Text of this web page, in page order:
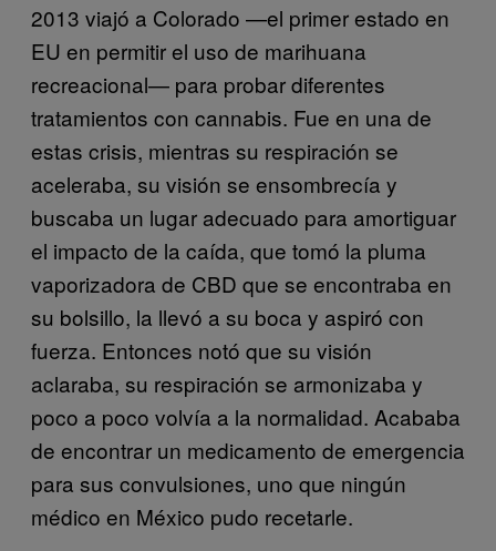
2013 viajó a Colorado —el primer estado en
EU en permitir el uso de marihuana
recreacional— para probar diferentes
tratamientos con cannabis. Fue en una de
estas crisis, mientras su respiración se
aceleraba, su visión se ensombrecía y
buscaba un lugar adecuado para amortiguar
el impacto de la caída, que tomó la pluma
vaporizadora de CBD que se encontraba en
su bolsillo, la llevó a su boca y aspiró con
fuerza. Entonces notó que su visión
aclaraba, su respiración se armonizaba y
poco a poco volvía a la normalidad. Acababa
de encontrar un medicamento de emergencia
para sus convulsiones, uno que ningún
médico en México pudo recetarle.